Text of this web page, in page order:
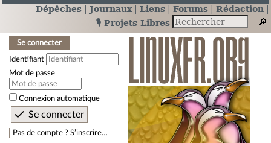
Dépêches Journaux Liens Forums
Rédaction
🎙️ Projets Libres
Se connecter
Identifiant
Mot de passe
Connexion automatique
Pas de compte ? S’inscrire…